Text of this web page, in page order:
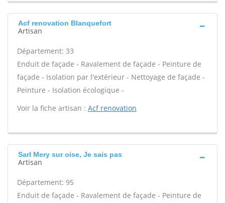
Acf renovation Blanquefort
Artisan
Département: 33
Enduit de façade - Ravalement de façade - Peinture de
façade - Isolation par l'extérieur - Nettoyage de façade -
Peinture - Isolation écologique -
Voir la fiche artisan : Acf renovation
Sarl Mery sur oise, Je sais pas
Artisan
Département: 95
Enduit de façade - Ravalement de façade - Peinture de